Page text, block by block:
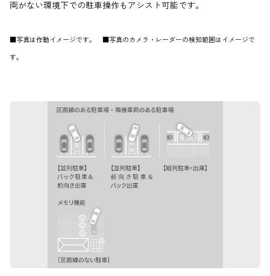
両がない環境下での駐車操作もアシスト可能です。
■写真は作動イメージです。 ■写真のカメラ・レーダーの検知範囲はイメージで
す。